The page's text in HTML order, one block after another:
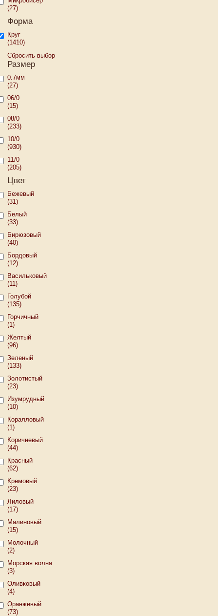
(27)
Форма
Круг
(1410)
Сбросить выбор
Размер
0.7мм
(27)
06/0
(15)
08/0
(233)
10/0
(930)
11/0
(205)
Цвет
Бежевый
(31)
Белый
(33)
Бирюзовый
(40)
Бордовый
(12)
Васильковый
(11)
Голубой
(135)
Горчичный
(1)
Желтый
(96)
Зеленый
(133)
Золотистый
(23)
Изумрудный
(10)
Коралловый
(1)
Коричневый
(44)
Красный
(62)
Кремовый
(23)
Лиловый
(17)
Малиновый
(15)
Молочный
(2)
Морская волна
(3)
Оливковый
(4)
Оранжевый
(73)